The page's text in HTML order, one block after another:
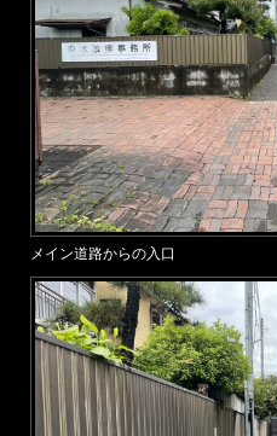
メイン道路からの入口